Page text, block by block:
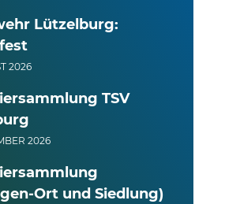
Lützelburg:
2026
TSV
2026
Ort und Siedlung)